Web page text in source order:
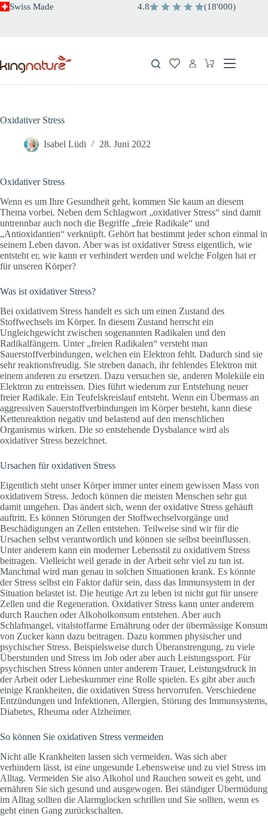
ZumSwiss Made 4.8 (18'000)
Warenkorb
Oxidativer Stress
Isabel Lüdi 28. Juni 2022
Oxidativer Stress
Wenn es um Ihre Gesundheit geht, kommen Sie kaum an diesem
Thema vorbei. Neben dem Schlagwort „oxidativer Stress“ sind damit
untrennbar auch noch die Begriffe „freie Radikale“ und
„Antioxidantien“ verknüpft. Gehört hat bestimmt jeder schon einmal in
seinem Leben davon. Aber was ist oxidativer Stress eigentlich, wie
entsteht er, wie kann er verhindert werden und welche Folgen hat er
für unseren Körper?
Was ist oxidativer Stress?
Bei oxidativem Stress handelt es sich um einen Zustand des
Stoffwechsels im Körper. In diesem Zustand herrscht ein
Ungleichgewicht zwischen sogenannten Radikalen und den
Radikalfängern. Unter „freien Radikalen“ versteht man
Sauerstoffverbindungen, welchen ein Elektron fehlt. Dadurch sind sie
sehr reaktionsfreudig. Sie streben danach, ihr fehlendes Elektron mit
einem anderen zu ersetzen. Dazu versuchen sie, anderen Moleküle ein
Elektron zu entreissen. Dies führt wiederum zur Entstehung neuer
freier Radikale. Ein Teufelskreislauf entsteht. Wenn ein Übermass an
aggressiven Sauerstoffverbindungen im Körper besteht, kann diese
Kettenreaktion negativ und belastend auf den menschlichen
Organismus wirken. Die so entstehende Dysbalance wird als
oxidativer Stress bezeichnet.
Ursachen für oxidativen Stress
Eigentlich steht unser Körper immer unter einem gewissen Mass von
oxidativem Stress. Jedoch können die meisten Menschen sehr gut
damit umgehen. Das ändert sich, wenn der oxidative Stress gehäuft
auftritt. Es können Störungen der Stoffwechselvorgänge und
Beschädigungen an Zellen entstehen. Teilweise sind wir für die
Ursachen selbst verantwortlich und können sie selbst beeinflussen.
Unter anderem kann ein moderner Lebensstil zu oxidativem Stress
beitragen. Vielleicht weil gerade in der Arbeit sehr viel zu tun ist.
Manchmal wird man genau in solchen Situationen krank. Es könnte
der Stress selbst ein Faktor dafür sein, dass das Immunsystem in der
Situation belastet ist. Die heutige Art zu leben ist nicht gut für unsere
Zellen und die Regeneration. Oxidativer Stress kann unter anderem
durch Rauchen oder Alkoholkonsum entstehen. Aber auch
Schlafmangel, vitalstoffarme Ernährung oder der übermässige Konsum
von Zucker kann dazu beitragen. Dazu kommen physischer und
psychischer Stress. Beispielsweise durch Überanstrengung, zu viele
Überstunden und Stress im Job oder aber auch Leistungssport. Für
psychischen Stress können unter anderem Trauer, Leistungsdruck in
der Arbeit oder Liebeskummer eine Rolle spielen. Es gibt aber auch
einige Krankheiten, die oxidativen Stress hervorrufen. Verschiedene
Entzündungen und Infektionen, Allergien, Störung des Immunsystems,
Diabetes, Rheuma oder Alzheimer.
So können Sie oxidativen Stress vermeiden
Nicht alle Krankheiten lassen sich vermeiden. Was sich aber
verhindern lässt, ist eine ungesunde Lebensweise und zu viel Stress im
Alltag. Vermeiden Sie also Alkohol und Rauchen soweit es geht, und
ernähren Sie sich gesund und ausgewogen. Bei ständiger Übermüdung
im Alltag sollten die Alarmglocken schrillen und Sie sollten, wenn es
geht einen Gang zurückschalten.